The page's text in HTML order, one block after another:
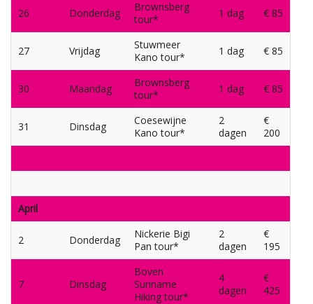
26 Donderdag
Brownsberg
tour*
1 dag € 85
27 Vrijdag
Stuwmeer
Kano tour*
1 dag € 85
30 Maandag
Brownsberg
tour*
1 dag € 85
31 Dinsdag
Coesewijne
Kano tour*
2
dagen
€
200
April
2 Donderdag
Nickerie Bigi
Pan tour*
2
dagen
€
195
7 Dinsdag
Boven
Suriname
Hiking tour*
4
dagen
€
425